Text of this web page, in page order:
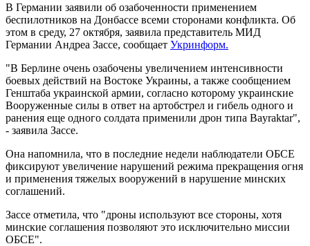
В Германии заявили об озабоченности применением
беспилотников на Донбассе всеми сторонами конфликта. Об
этом в среду, 27 октября, заявила представитель МИД
Германии Андреа Зассе, сообщает Укринформ.
"В Берлине очень озабочены увеличением интенсивности
боевых действий на Востоке Украины, а также сообщением
Генштаба украинской армии, согласно которому украинские
Вооруженные силы в ответ на артобстрел и гибель одного и
ранения еще одного солдата применили дрон типа Bayraktar",
- заявила Зассе.
Она напомнила, что в последние недели наблюдатели ОБСЕ
фиксируют увеличение нарушений режима прекращения огня
и применения тяжелых вооружений в нарушение минских
соглашений.
Зассе отметила, что "дроны используют все стороны, хотя
минские соглашения позволяют это исключительно миссии
ОБСЕ".